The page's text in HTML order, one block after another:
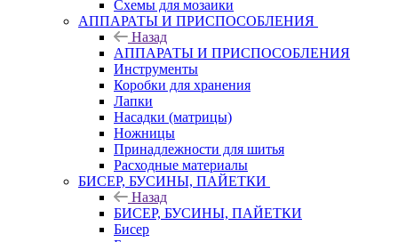
Схемы для мозаики
АППАРАТЫ И ПРИСПОСОБЛЕНИЯ
Назад
АППАРАТЫ И ПРИСПОСОБЛЕНИЯ
Инструменты
Коробки для хранения
Лапки
Насадки (матрицы)
Ножницы
Принадлежности для шитья
Расходные материалы
БИСЕР, БУСИНЫ, ПАЙЕТКИ
Назад
БИСЕР, БУСИНЫ, ПАЙЕТКИ
Бисер